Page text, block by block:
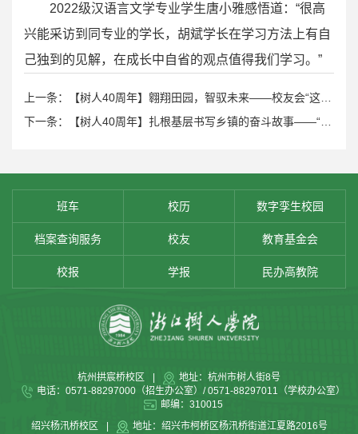
2022级汉语言文学专业学生唐小雅感悟道：“很高
兴能采访到同专业的学长，胡斌学长在学习方法上有自
己独到的见解，在成长中自省的观点值得我们学习。”
班车 校历 数字孪生校园
档案查询服务 校友 教育基金会
校报 学报 民办高教院
杭州拱宸桥校区 |
地址：杭州市树人街8号
电话：0571-88297000（招生办公室）/ 0571-88297011（学校办公室）
邮编：310015
绍兴杨汛桥校区
|
地址：绍兴市柯桥区杨汛桥街道江夏路2016号